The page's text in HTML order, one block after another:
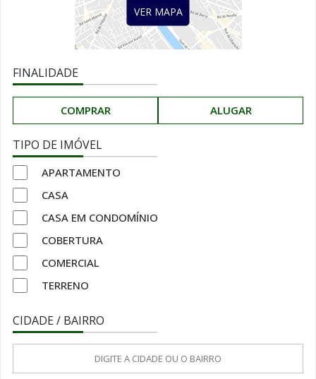
CONTATO
DO
CLIENTE
VER MAPA
FINALIDADE
COMPRAR ALUGAR
TIPO DE IMÓVEL
APARTAMENTO
CASA
CASA EM CONDOMÍNIO
COBERTURA
COMERCIAL
TERRENO
CIDADE / BAIRRO